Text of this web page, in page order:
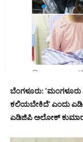
ಬೆಂಗಳೂರು:
ಕಲಿಯಬೇಕಿದೆ’ ಎಂದು
ಎಡಿಜಿಪಿ ಅಲೋಕ್ ಕುಮಾರ್